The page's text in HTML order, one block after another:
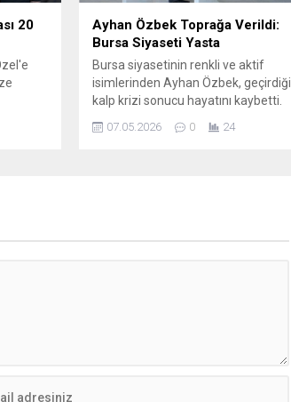
20
Ayhan Özbek Toprağa Verildi:
Bursa Siyaseti Yasta
Bursa siyasetinin renkli ve aktif
isimlerinden Ayhan Özbek, geçirdiği
kalp krizi sonucu hayatını kaybetti.
Saadet Partisi, Büyük Birlik Partisi,
AK Parti ve İYİ Parti’de uzun yıllar
Halk...
07.05.2026 0 24